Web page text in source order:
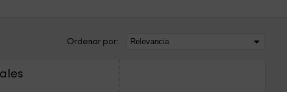
Ordenar por: